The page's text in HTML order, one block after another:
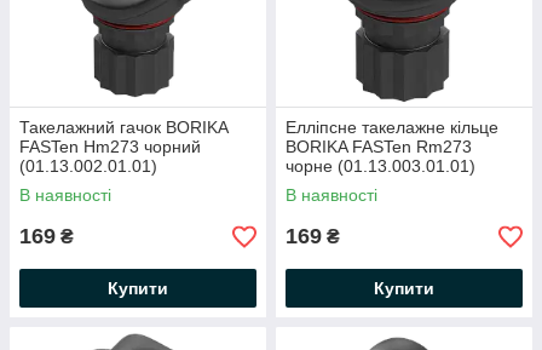
Такелажний гачок BORIKA
FASTen Hm273 чорний
(01.13.002.01.01)
В наявності
169 ₴
Купити
Елліпсне такелажне кільце
BORIKA FASTen Rm273
чорне (01.13.003.01.01)
В наявності
169 ₴
Купити